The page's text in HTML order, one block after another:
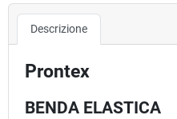
Descrizione
Prontex
BENDA ELASTICA